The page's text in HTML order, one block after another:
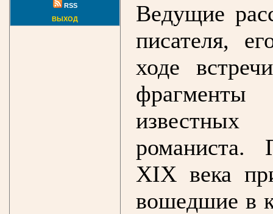
RSS
ВЫХОД
Ведущие
писателя,
ходе
фрагменты
романиста.
XIX века
вошедшие в